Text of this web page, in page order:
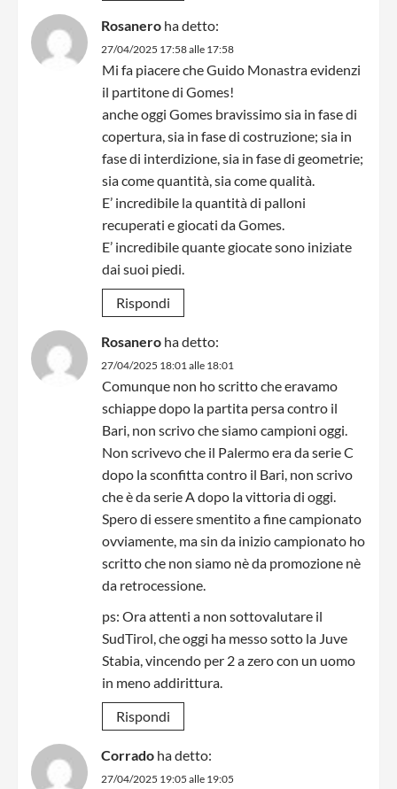
Rosanero ha detto:
27/04/2025 17:58 alle 17:58
Mi fa piacere che Guido Monastra evidenzi
il partitone di Gomes!
anche oggi Gomes bravissimo sia in fase di
copertura, sia in fase di costruzione; sia in
fase di interdizione, sia in fase di geometrie;
sia come quantità, sia come qualità.
E’ incredibile la quantità di palloni
recuperati e giocati da Gomes.
E’ incredibile quante giocate sono iniziate
dai suoi piedi.
Rispondi
Rosanero ha detto:
27/04/2025 18:01 alle 18:01
Comunque non ho scritto che eravamo
schiappe dopo la partita persa contro il
Bari, non scrivo che siamo campioni oggi.
Non scrivevo che il Palermo era da serie C
dopo la sconfitta contro il Bari, non scrivo
che è da serie A dopo la vittoria di oggi.
Spero di essere smentito a fine campionato
ovviamente, ma sin da inizio campionato ho
scritto che non siamo nè da promozione nè
da retrocessione.
ps: Ora attenti a non sottovalutare il
SudTirol, che oggi ha messo sotto la Juve
Stabia, vincendo per 2 a zero con un uomo
in meno addirittura.
Rispondi
Corrado ha detto:
27/04/2025 19:05 alle 19:05